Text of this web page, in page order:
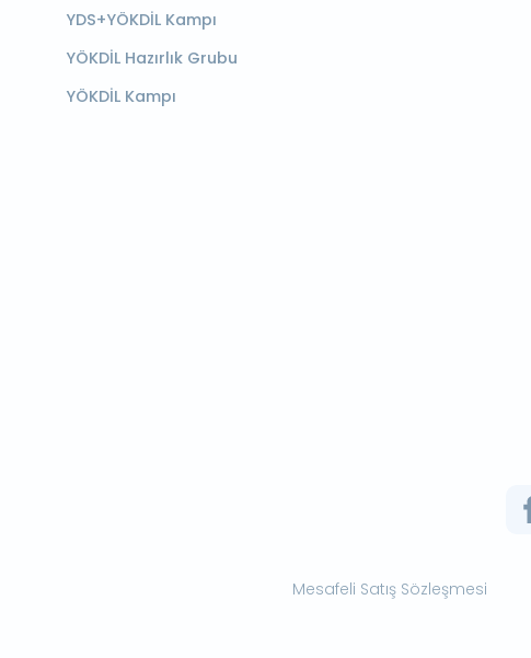
YDS+YÖKDİL Kampı
YÖKDİL Hazırlık Grubu
YÖKDİL Kampı
Mesafeli Satış Sözleşmesi